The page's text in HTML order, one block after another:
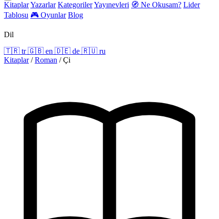
KitaplarYazarlar KategorilerYayınevleri 🧭 Ne Okusam? Lider
Tablosu 🎮 Oyunlar Blog
Dil
🇹🇷 tr 🇬🇧 en 🇩🇪 de 🇷🇺 ru
Kitaplar / Roman / Çi